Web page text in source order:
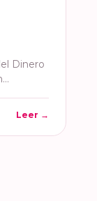
Dinero
Leer →